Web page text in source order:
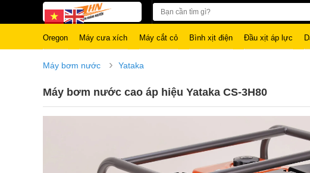
Oregon Máy cưa xích Máy cắt cỏ Bình xịt điện Đầu xịt áp lực
Máy bơm nước › Yataka
Máy bơm nước cao áp hiệu Yataka CS-3H80